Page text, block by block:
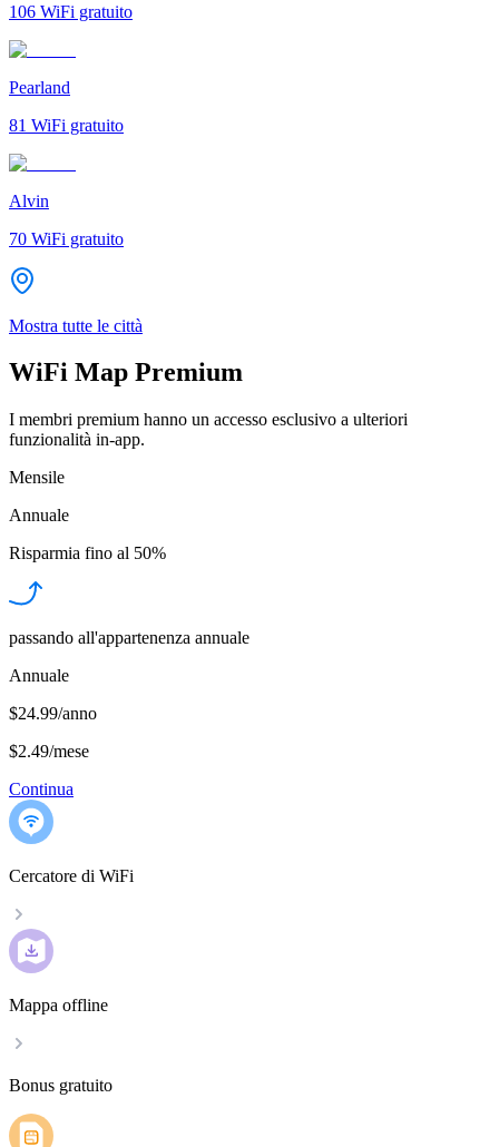
106 WiFi gratuito
Pearland
81 WiFi gratuito
Alvin
70 WiFi gratuito
Mostra tutte le città
WiFi Map Premium
I membri premium hanno un accesso esclusivo a ulteriori
funzionalità in-app.
Mensile
Annuale
Risparmia fino al 50%
passando all'appartenenza annuale
Annuale
$24.99/anno
$2.49/mese
Continua
Cercatore di WiFi
Mappa offline
Bonus gratuito